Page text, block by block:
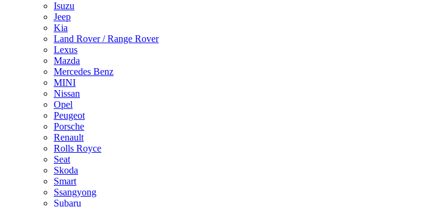
Isuzu
Jeep
Kia
Land Rover / Range Rover
Lexus
Mazda
Mercedes Benz
MINI
Nissan
Opel
Peugeot
Porsche
Renault
Rolls Royce
Seat
Skoda
Smart
Ssangyong
Subaru